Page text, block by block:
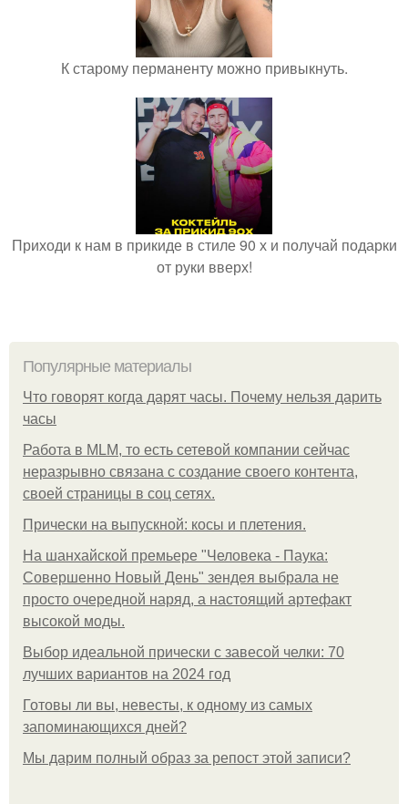
К старому перманенту можно привыкнуть.
Приходи к нам в прикиде в стиле 90 х и получай подарки
от руки вверх!
Популярные материалы
Что говорят когда дарят часы. Почему нельзя дарить
часы
Работа в MLM, то есть сетевой компании сейчас
неразрывно связана с создание своего контента,
своей страницы в соц сетях.
Прически на выпускной: косы и плетения.
На шанхайской премьере "Человека - Паука:
Совершенно Новый День" зендея выбрала не
просто очередной наряд, а настоящий артефакт
высокой моды.
Выбор идеальной прически с завесой челки: 70
лучших вариантов на 2024 год
Готовы ли вы, невесты, к одному из самых
запоминающихся дней?
Мы дарим полный образ за репост этой записи?